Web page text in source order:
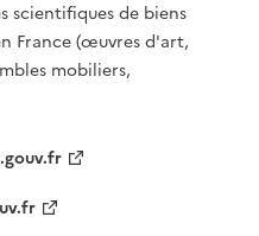
scientifiques de biens
France (œuvres d'art,
mobiliers,